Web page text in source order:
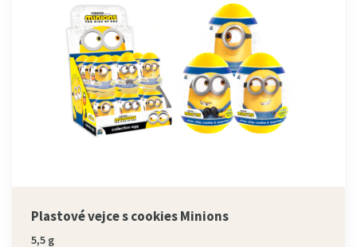
Plastové vejce s cookies Minions
5,5 g